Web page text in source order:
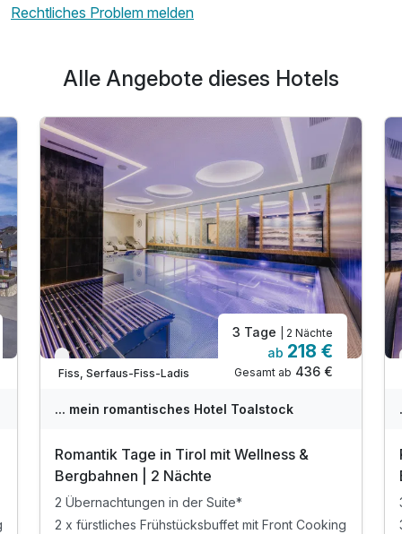
Rechtliches Problem melden
Alle Angebote dieses Hotels
Nur noch bis Oktober
Fiss, Serfaus-Fiss-Ladis
3 Tage | 2 Nächte
ab 218 €
Gesamt ab 436 €
... mein romantisches Hotel Toalstock
Romantik Tage in Tirol mit Wellness &
Bergbahnen | 2 Nächte
2 Übernachtungen in der Suite*
2 x fürstliches Frühstücksbuffet mit Front Cooking